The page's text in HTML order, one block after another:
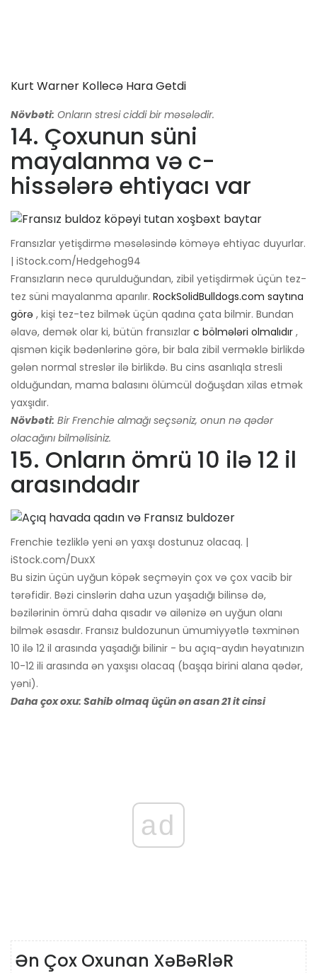
Kurt Warner Kollecə Hara Getdi
Növbəti: Onların stresi ciddi bir məsələdir.
14. Çoxunun süni
mayalanma və c-
hissələrə ehtiyacı var
Fransızlar yetişdirmə məsələsində köməyə ehtiyac duyurlar.
| iStock.com/Hedgehog94
Fransızların necə qurulduğundan, zibil yetişdirmək üçün tez-
tez süni mayalanma aparılır. RockSolidBulldogs.com saytına
görə , kişi tez-tez bilmək üçün qadına çata bilmir. Bundan
əlavə, demək olar ki, bütün fransızlar c bölmələri olmalıdır ,
qismən kiçik bədənlərinə görə, bir bala zibil verməklə birlikdə
gələn normal streslər ilə birlikdə. Bu cins asanlıqla stresli
olduğundan, mama balasını ölümcül doğuşdan xilas etmək
yaxşıdır.
Növbəti: Bir Frenchie almağı seçsəniz, onun nə qədər
olacağını bilməlisiniz.
15. Onların ömrü 10 ilə 12 il
arasındadır
Frenchie tezliklə yeni ən yaxşı dostunuz olacaq. |
iStock.com/DuxX
Bu sizin üçün uyğun köpək seçməyin çox və çox vacib bir
tərəfidir. Bəzi cinslərin daha uzun yaşadığı bilinsə də,
bəzilərinin ömrü daha qısadır və ailənizə ən uyğun olanı
bilmək əsasdır. Fransız buldozunun ümumiyyətlə təxminən
10 ilə 12 il arasında yaşadığı bilinir - bu açıq-aydın həyatınızın
10-12 ili arasında ən yaxşısı olacaq (başqa birini alana qədər,
yəni).
Daha çox oxu: Sahib olmaq üçün ən asan 21 it cinsi
ad
Ən Çox Oxunan XəBəRləR